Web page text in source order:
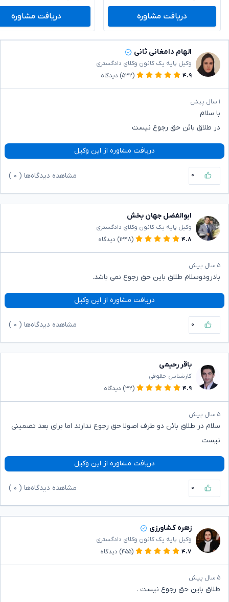
دریافت مشاوره دریافت مشاوره
الهام دامغانی ثانی
وکیل پایه یک کانون وکلای دادگستری
۴.۹
(۵۳۲) دیدگاه
۱ سال پیش
با سلام
در طلاق بائن حق رجوع نیست
دریافت مشاوره از این وکیل
۰ مشاهده دیدگاه‌ها ( ۰
ابوالفضل جهان بخش
وکیل پایه یک کانون وکلای دادگستری
۴.۸
(۱۲۴۸) دیدگاه
۵ سال پیش
بادرودوسلام طلاق باین حق رجوع نمی باشد.
دریافت مشاوره از این وکیل
۰ مشاهده دیدگاه‌ها ( ۰
باقر رحیمی
کارشناس حقوقی
۴.۹
(۳۲) دیدگاه
۵ سال پیش
سلام در طلاق بائن دو طرف اصولا حق رجوع ندارند اما برای بعد تضمینی
نیست
دریافت مشاوره از این وکیل
۰ مشاهده دیدگاه‌ها ( ۰
زهره کشاورزی
وکیل پایه یک کانون وکلای دادگستری
۴.۷
(۴۵۵) دیدگاه
۵ سال پیش
طلاق باین حق رجوع نیست .